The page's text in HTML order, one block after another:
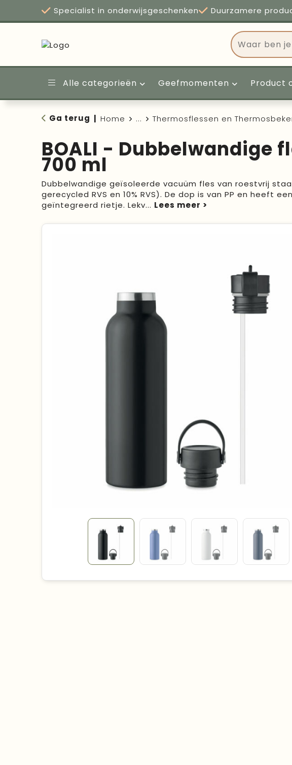
Specialist in onderwijsgeschenken Duurzamere
Alle categorieën Geefmomenten Product
Ga terug Home ... Thermosflessen en
BOALI - Dubbelwandige
700 ml
Dubbelwandige geïsoleerde vacuüm fles van roestvrij
gerecycled RVS en 10% RVS). De dop is van PP en heeft een
geïntegreerd rietje. Lekv...